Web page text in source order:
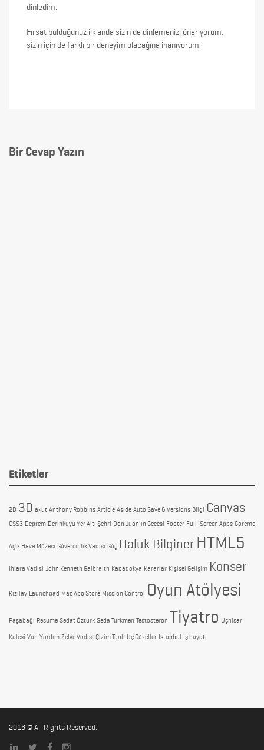
dinledim.
Fırsat bulduğunuz ilk anda sizin de dinlemenizi öneriyorum,
sizin için de farklı bir deneyim olacağına inanıyorum.
Bir Cevap Yazın
Etiketler
2D 3D akut Anthony Robbins Article Aside Auto Save & Versions Bilgi Canvas
CSS3 Deprem Derinkuyu Yer Altı Şehri Don Juan'ın Gecesi Footer Full-Screen Apps Göreme
Açık Hava Müzesi Güvercinlik Vadisi Güç Haluk Bilginer HTML5
Ihlara Vadisi John Kenneth Galbraith Kapadokya Kararlar Kişisel Gelişim Konser
Kızılay Launchpad Mac App Store Mission Control Oyun Atölyesi
Paşabağı Resume Sedat Öztürk Seda Türkmen Testosteron Tiyatro Uçhisar
Kalesi Van Yardım Zelve Vadisi Çizim Tuali Üç Güzeller İstanbul İş hayatı
2016 © All Rights Reserved.